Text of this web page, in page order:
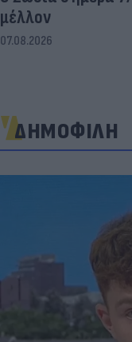
μέλλον
07.08.2026
ΔΗΜΟΦΙΛΗ